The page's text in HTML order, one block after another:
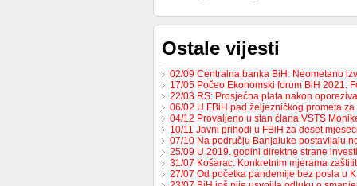
Ostale vijesti
02/09 Centralna banka BiH: Neometano
17/05 Počeo Ekonomski forum BiH 2021:
22/03 RS: Prosječna plata nakon
06/02 U FBiH pad željezničkog prometa
04/12 Provaljeno u stan člana VSTS
10/11 Javni prihodi u FBiH za deset
07/10 Na području Banjaluke postavljaju
25/09 U 2019. godini direktne strane
31/07 Košarac: Konkretnim mjerama
27/07 Od početka pandemije bez posla u